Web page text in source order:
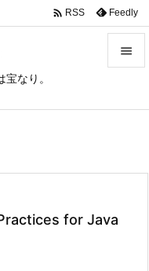
なり。

 RSS Feedly
for Java